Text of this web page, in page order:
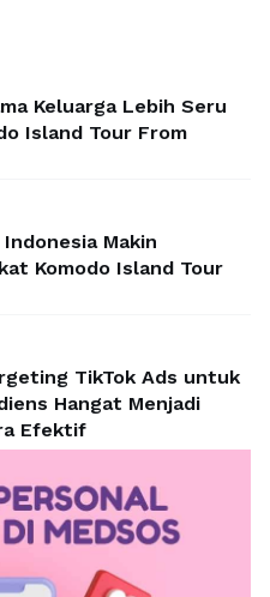
Keluarga Lebih Seru
Island Tour From
Makin
Komodo Island Tour
TikTok Ads untuk
Hangat Menjadi
Efektif